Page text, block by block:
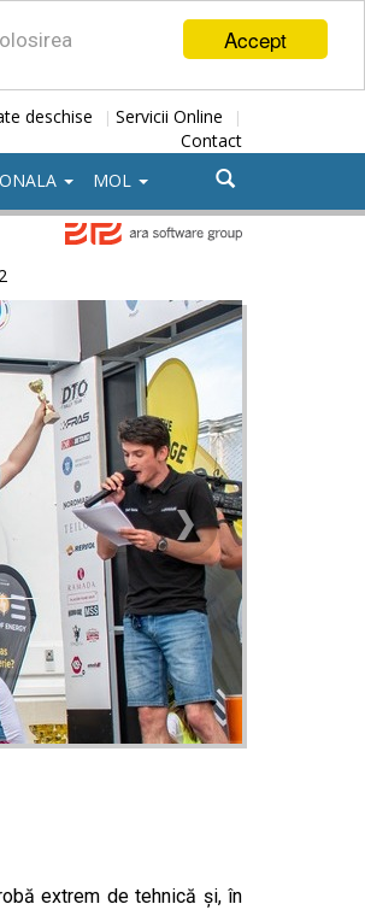
Accept
deschise | Servicii Online |
Contact
MOL
extrem de tehnică și, în